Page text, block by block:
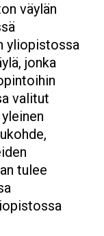
väylän
yliopistossa
jonka
valitut
tulee